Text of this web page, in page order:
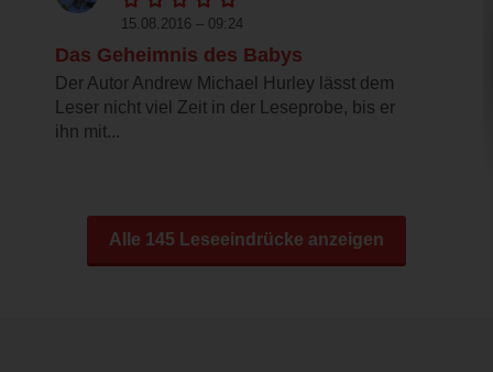
15.08.2016 – 09:24
Das Geheimnis des Babys
Der Autor Andrew Michael Hurley lässt dem
Leser nicht viel Zeit in der Leseprobe, bis er
ihn mit...
Alle 145 Leseeindrücke anzeigen